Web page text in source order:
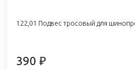
122,01 Подвес тросовый для
390 ₽